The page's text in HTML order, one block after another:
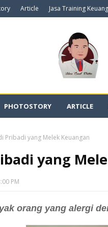
Article Jasa Training
PHOTOSTORY ARTICLE
Pribadi yang Melek Keuangan
yang
PM
orang yang alergi